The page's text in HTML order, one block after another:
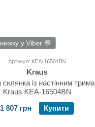
у Viber 💬
Артикул: KEA-16504BN
Kraus
склянка із настінним
Kraus KEA-16504BN
1 807 грн
Купити